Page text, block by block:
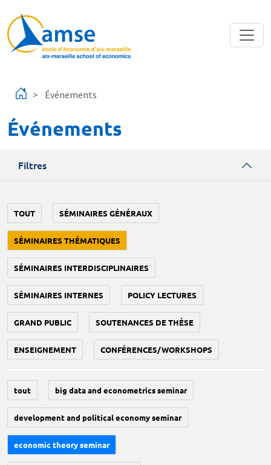
Événements
Événements
Filtres
TOUT SÉMINAIRES GÉNÉRAUX
SÉMINAIRES THÉMATIQUES
SÉMINAIRES INTERDISCIPLINAIRES
SÉMINAIRES INTERNES POLICY LECTURES
GRAND PUBLIC SOUTENANCES DE THÈSE
ENSEIGNEMENT CONFÉRENCES/WORKSHOPS
tout big data and econometrics seminar
development and political economy seminar
economic theory seminar